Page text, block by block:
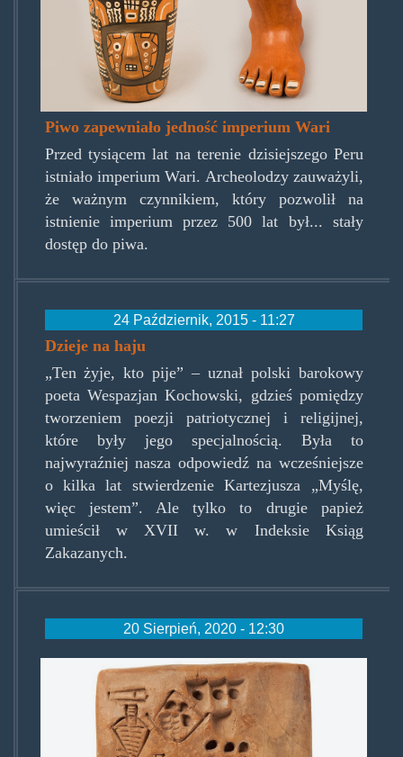
Piwo zapewniało jedność imperium Wari
Przed tysiącem lat na terenie dzisiejszego Peru
istniało imperium Wari. Archeolodzy zauważyli,
że ważnym czynnikiem, który pozwolił na
istnienie imperium przez 500 lat był... stały
dostęp do piwa.
24 Październik, 2015 - 11:27
Dzieje na haju
„Ten żyje, kto pije” – uznał polski barokowy
poeta Wespazjan Kochowski, gdzieś pomiędzy
tworzeniem poezji patriotycznej i religijnej,
które były jego specjalnością. Była to
najwyraźniej nasza odpowiedź na wcześniejsze
o kilka lat stwierdzenie Kartezjusza „Myślę,
więc jestem”. Ale tylko to drugie papież
umieścił w XVII w. w Indeksie Ksiąg
Zakazanych.
20 Sierpień, 2020 - 12:30
tabliczkakushim-